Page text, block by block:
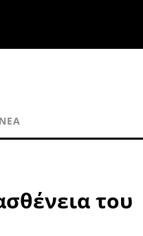
ΝΈΑ
του